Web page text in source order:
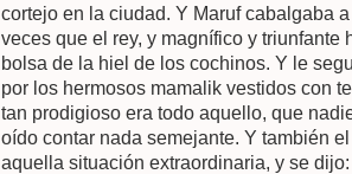
cortejo en la ciudad. Y Maruf cabalgaba
veces que el rey, y magnífico y triunfante
bolsa de la hiel de los cochinos. Y le
por los hermosos mamalik vestidos con
tan prodigioso era todo aquello, que
oído contar nada semejante. Y también
aquella situación extraordinaria, y se